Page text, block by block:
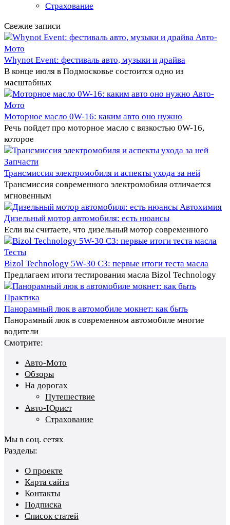
Страхование
Свежие записи
Авто-
Мото
Whynot Event: фестиваль авто, музыки и драйва
В конце июля в Подмосковье состоится одно из
масштабных
Авто-
Мото
Моторное масло 0W-16: каким авто оно нужно
Речь пойдет про моторное масло с вязкостью 0W-16,
которое
Запчасти
Трансмиссия электромобиля и аспекты ухода за ней
Трансмиссия современного электромобиля отличается
мгновенным
Автохимия
Дизельный мотор автомобиля: есть нюансы
Если вы считаете, что дизельный мотор современного
Тесты
Bizol Technology 5W-30 C3: первые итоги теста масла
Предлагаем итоги тестирования масла Bizol Technology
Практика
Панорамный люк в автомобиле мокнет: как быть
Панорамный люк в современном автомобиле многие
водители
Смотрите:
Авто-Мото
Обзоры
На дорогах
Путешествие
Авто-Юрист
Страхование
Мы в соц. сетях
Разделы:
О проекте
Карта сайта
Контакты
Подписка
Список статей